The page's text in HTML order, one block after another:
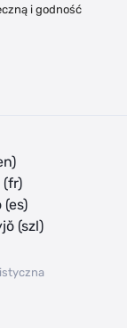
i godność
(szl)